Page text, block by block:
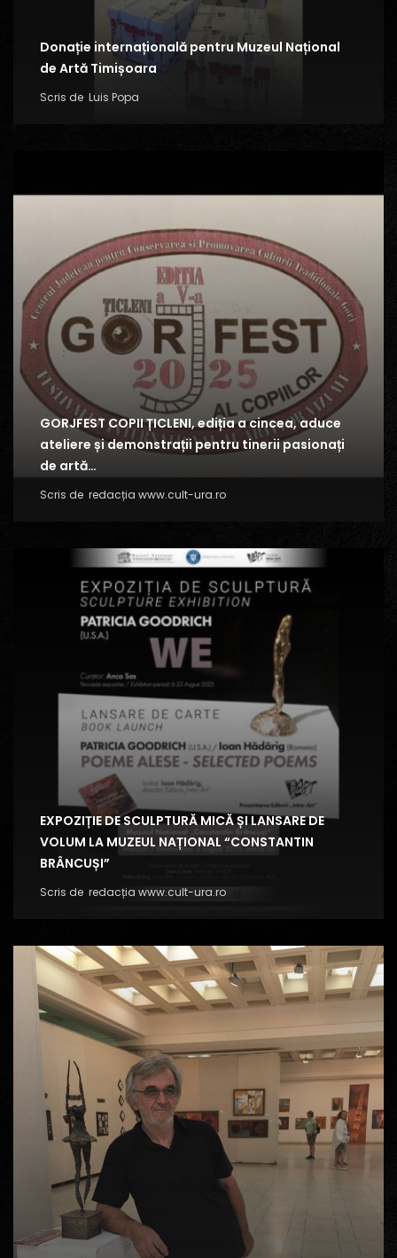
Donație internațională pentru Muzeul Național
de Artă Timișoara
Scris de Luis Popa
GORJFEST COPII ȚICLENI, ediția a cincea, aduce
ateliere și demonstrații pentru tinerii pasionați
de artă…
Scris de redacția www.cult-ura.ro
EXPOZIȚIE DE SCULPTURĂ MICĂ ȘI LANSARE DE
VOLUM LA MUZEUL NAȚIONAL “CONSTANTIN
BRÂNCUȘI”
Scris de redacția www.cult-ura.ro